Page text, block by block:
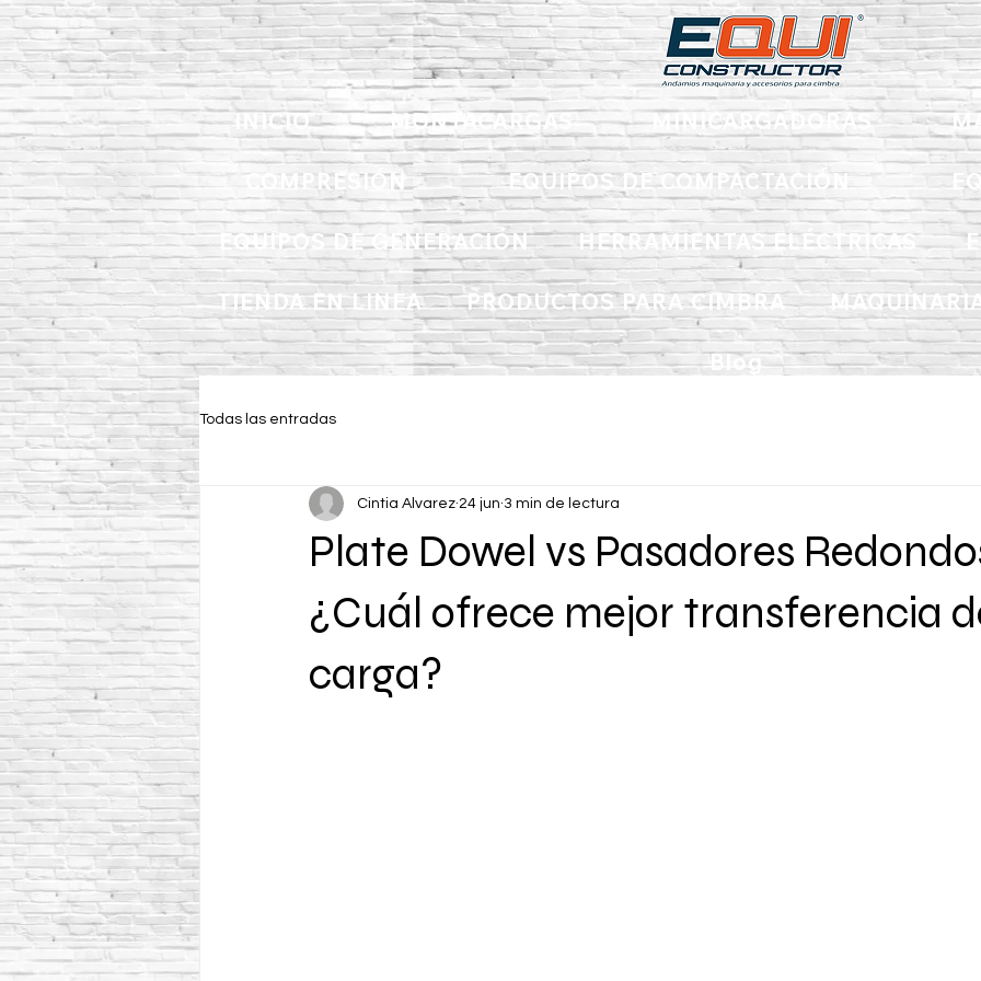
INICIO MONTACARGAS MINICARGADORAS
COMPRESIÓN EQUIPOS DE COMPACTACIÓN
EQUIPOS DE GENERACIÓN HERRAMIENTAS ELÉCTRICAS
TIENDA EN LINEA PRODUCTOS PARA CIMBRA
Blog
Todas las entradas
Plate Dowel vs Pasadores
¿Cuál ofrece mejor transferencia
carga?
Cintia Alvarez 24 jun 3 min de lectura